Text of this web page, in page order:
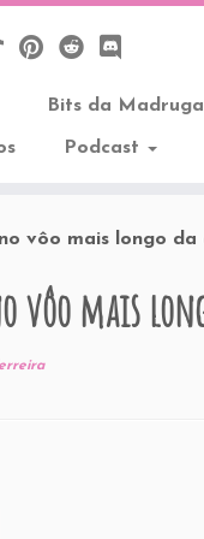
Bits da
Podcast
vôo mais longo da
vôo mais